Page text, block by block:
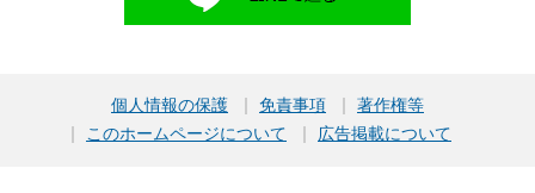
個人情報の保護 免責事項
著作権等
このホームページについて
広告掲載について